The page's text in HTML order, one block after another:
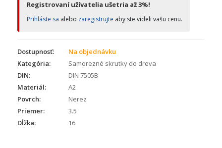
Registrovaní užívatelia ušetria až 3%!
Prihláste sa alebo zaregistrujte aby ste videli vašu cenu.
Dostupnosť:
Na objednávku
Kategória:
Samorezné skrutky do dreva
DIN:
DIN 7505B
Materiál:
A2
Povrch:
Nerez
Priemer:
3.5
Dĺžka:
16